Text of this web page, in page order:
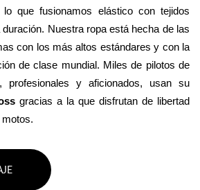
que fusionamos elástico con tejidos
Nuestra ropa está hecha de las
con los más altos estándares y con la
de clase mundial. Miles de pilotos de
gracias a la que disfrutan de libertad